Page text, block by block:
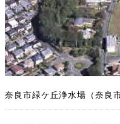
奈良市緑ケ丘浄水場（奈良